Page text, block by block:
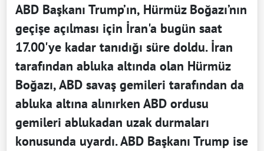
ABD Başkanı Trump’ın, Hürmüz Boğazı’nın
geçişe açılması için İran'a bugün saat
17.00'ye kadar tanıdığı süre doldu. İran
tarafından abluka altında olan Hürmüz
Boğazı, ABD savaş gemileri tarafından da
abluka altına alınırken ABD ordusu
gemileri ablukadan uzak durmaları
konusunda uyardı. ABD Başkanı Trump ise